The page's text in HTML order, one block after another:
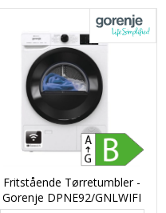
Fritstående Tørretumbler -
Gorenje DPNE92/GNLWIFI